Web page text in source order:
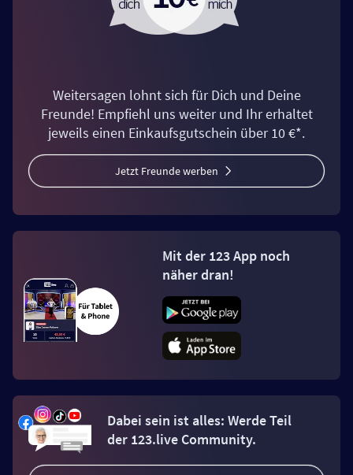
Weitersagen lohnt sich für Dich und Deine
Freunde! Empfiehl uns weiter und Ihr erhaltet
jeweils einen Einkaufsgutschein über 10 €*.
Jetzt Freunde werben
Mit der 123 App noch
näher dran!
Dabei sein ist alles: Werde Teil
der 123.live Community.